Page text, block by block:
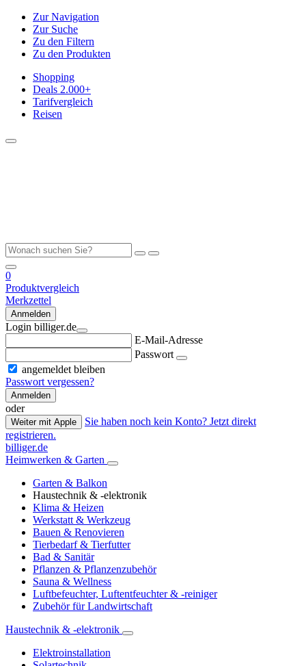
Zur Navigation
Zur Suche
Zu den Filtern
Zu den Produkten
Shopping
Deals 2.000+
Tarifvergleich
Reisen
0
Produktvergleich
Merkzettel
Anmelden
Login billiger.de
E-Mail-Adresse
Passwort
angemeldet bleiben
Passwort vergessen?
Anmelden
oder
Weiter mit Apple
Sie haben noch kein Konto? Jetzt direkt
registrieren.
billiger.de
Heimwerken & Garten
Garten & Balkon
Haustechnik & -elektronik
Klima & Heizen
Werkstatt & Werkzeug
Bauen & Renovieren
Tierbedarf & Tierfutter
Bad & Sanitär
Pflanzen & Pflanzenzubehör
Sauna & Wellness
Luftbefeuchter, Luftentfeuchter & -reiniger
Zubehör für Landwirtschaft
Haustechnik & -elektronik
Elektroinstallation